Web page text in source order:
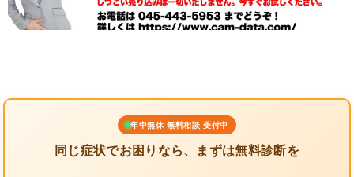
年中無休 無料相談 受付中
同じ症状でお困りなら、まずは無料診断を